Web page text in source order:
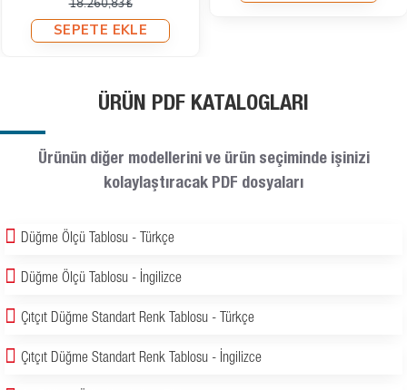
18.260,83₺
SEPETE EKLE
ÜRÜN PDF KATALOGLARI
Ürünün diğer modellerini ve ürün seçiminde işinizi
kolaylaştıracak PDF dosyaları
Düğme Ölçü Tablosu - Türkçe
Düğme Ölçü Tablosu - İngilizce
Çıtçıt Düğme Standart Renk Tablosu - Türkçe
Çıtçıt Düğme Standart Renk Tablosu - İngilizce